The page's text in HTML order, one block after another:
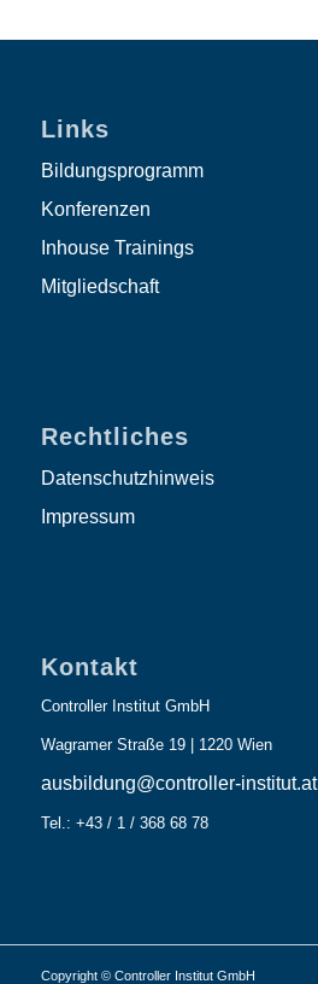
Links
Bildungsprogramm
Konferenzen
Inhouse Trainings
Mitgliedschaft
Rechtliches
Datenschutzhinweis
Impressum
Kontakt
Controller Institut GmbH
Wagramer Straße 19 | 1220 Wien
ausbildung@controller-institut.at
Tel.: +43 / 1 / 368 68 78
Copyright © Controller Institut GmbH